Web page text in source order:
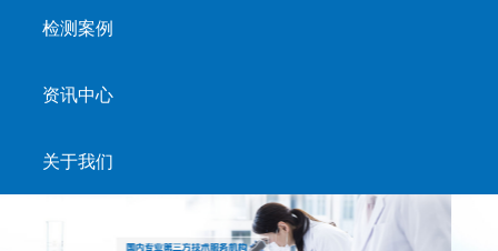
检测案例
资讯中心
关于我们